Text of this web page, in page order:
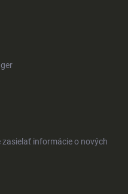
informácie o nových